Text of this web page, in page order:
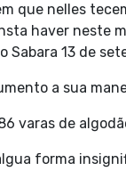
que nelles
haver neste
13 de
a sua
varas de
forma